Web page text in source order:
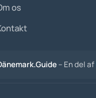
os
– En del af